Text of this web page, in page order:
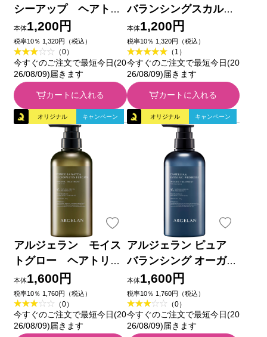
シーアップ ヘアトリ
ートメント詰替 ４００
ｇ
本体1,200円
税率10％ 1,320円（税込）
（0）
今すぐのご注文で最短今日(20
26/08/09)届きます
カートに入れる
バランシングスカルプ
トリートメント詰替 ４
００ｇ
本体1,200円
税率10％ 1,320円（税込）
（1）
今すぐのご注文で最短今日(20
26/08/09)届きます
カートに入れる
オリジナル キャンペーン
アルジェラン モイス
トグロー ヘアトリー
トメントＲ ４５０ｇ
本体1,600円
税率10％ 1,760円（税込）
（0）
今すぐのご注文で最短今日(20
26/08/09)届きます
オリジナル キャンペーン
アルジェラン ピュア
バランシング オーガニ
ック トリートメント
４５０ｇ
本体1,600円
税率10％ 1,760円（税込）
（0）
今すぐのご注文で最短今日(20
26/08/09)届きます